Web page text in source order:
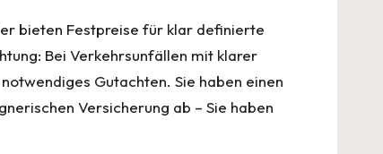
bieten Festpreise für klar definierte
Bei Verkehrsunfällen mit klarer
Gutachten. Sie haben einen
Versicherung ab – Sie haben